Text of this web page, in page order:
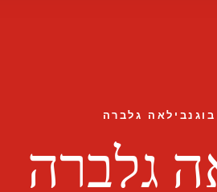
בוגנבילאה גלברה
גלברה